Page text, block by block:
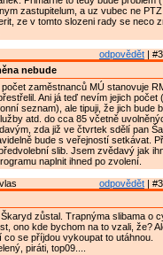
zastupitelum, a uz vubec ne
ze v tomto slozeni rady se neco
odpovědět |
nebude
zaměstnanců MÚ stanovuje
Ani já teď nevím jejich počet
seznam), ale tipuji, že jich bude
atd. do cca 85 včetně
zda již ve čtvrtek sdělí pan
bude s veřejností setkávat.
slib. Jsem zvědavý jak
naplnit ihned po zvolení.
odpovědět |
zůstal. Trapnýma slibama o
ono kde bychom na to vzali, že?
co se příjdou vykoupat to utáhnou.
piráti, top09....